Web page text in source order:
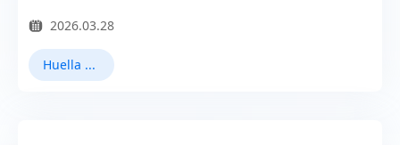
2026.03.28
Huella digital del navegador